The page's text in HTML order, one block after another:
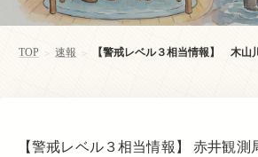
TOP > 速報 > 【警戒レベル３相当情報】 木山
【警戒レベル３相当情報】 赤井観測